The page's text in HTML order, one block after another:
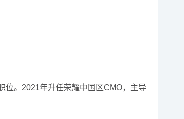
。2021年升任荣耀中国区CMO，主导